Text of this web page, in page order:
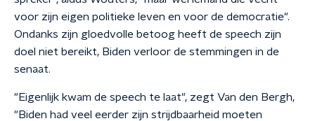
voor zijn eigen politieke leven en voor de democratie".
Ondanks zijn gloedvolle betoog heeft de speech zijn
doel niet bereikt, Biden verloor de stemmingen in de
senaat.
"Eigenlijk kwam de speech te laat", zegt Van den Bergh,
"Biden had veel eerder zijn strijdbaarheid moeten